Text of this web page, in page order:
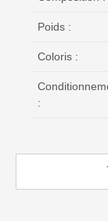
Poids :
Coloris :
: